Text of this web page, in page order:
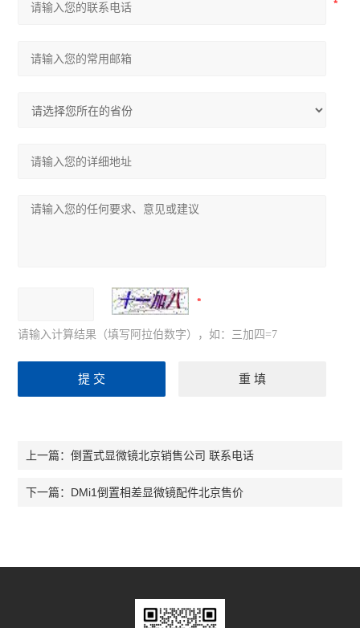
生物显微镜
倒置显微镜
查看全部 >>
请输入计算结果（填写阿拉伯数字），如：三加四=7
上一篇：倒置式显微镜北京销售公司 联系电话
下一篇： DMi1倒置相差显微镜配件北京售价